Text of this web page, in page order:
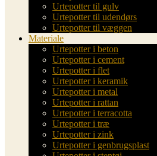
Urtepotter til gulv
Urtepotter til udendørs
Urtepotter til væggen
Materiale
Urtepotter i beton
Urtepotter i cement
Urtepotter i flet
Urtepotter i keramik
Urtepotter i metal
Urtepotter i rattan
Urtepotter i terracotta
Urtepotter i træ
Urtepotter i zink
Urtepotter i genbrugsplast